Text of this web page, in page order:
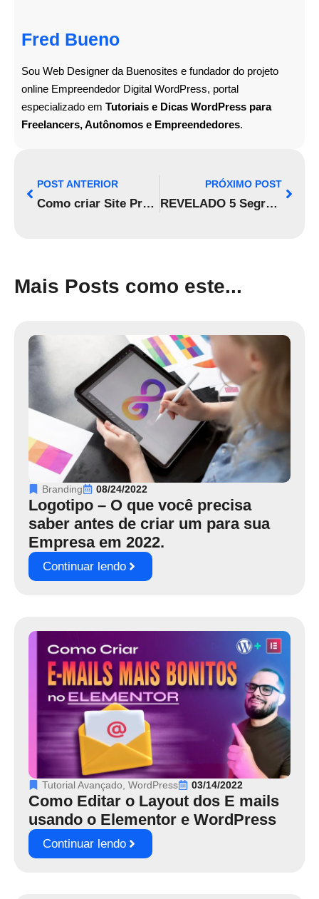
Fred Bueno
Sou Web Designer da Buenosites e fundador do projeto
online Empreendedor Digital WordPress, portal
especializado em Tutoriais e Dicas WordPress para
Freelancers, Autônomos e Empreendedores.
POST ANTERIOR
Como criar Site Profissional WordPress + Elementor usando Containers em 2022 [AULÃO COMPLETO]
PRÓXIMO POST
REVELADO 5 Segredos do JetEngine que vão deixar seu site WordPress muito mais Poderoso!
Mais Posts como este...
Branding 08/24/2022
Logotipo – O que você precisa
saber antes de criar um para sua
Empresa em 2022.
Continuar lendo
Tutorial Avançado WordPress 03/14/2022
Como Editar o Layout dos E mails
usando o Elementor e WordPress
Continuar lendo